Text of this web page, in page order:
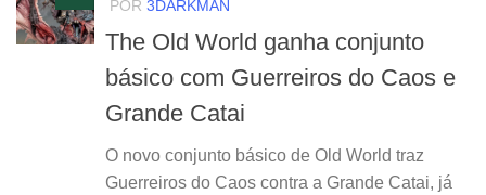
POR 3DARKMAN
The Old World ganha conjunto
básico com Guerreiros do Caos e
Grande Catai
O novo conjunto básico de Old World traz
Guerreiros do Caos contra a Grande Catai, já